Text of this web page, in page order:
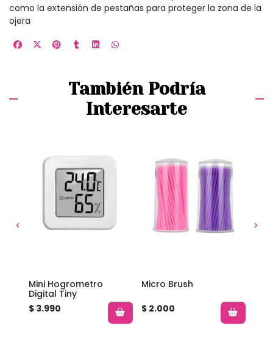
como la extensión de pestañas para proteger la zona de la
ojera
También Podría
Interesarte
Mini Hogrometro
Digital Tiny
$ 3.990
Micro Brush
$ 2.000